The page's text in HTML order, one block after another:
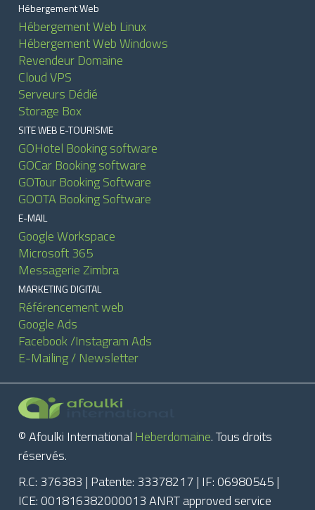
Hébergement Web
Hébergement Web Linux
Hébergement Web Windows
Revendeur Domaine
Cloud VPS
Serveurs Dédié
Storage Box
SITE WEB E-TOURISME
GOHotel Booking software
GOCar Booking software
GOTour Booking Software
GOOTA Booking Software
E-MAIL
Google Workspace
Microsoft 365
Messagerie Zimbra
MARKETING DIGITAL
Référencement web
Google Ads
Facebook /Instagram Ads
E-Mailing / Newsletter
© Afoulki International Heberdomaine. Tous droits
réservés.
R.C: 376383 | Patente: 33378217 | IF: 06980545 |
ICE: 001816382000013 ANRT approved service